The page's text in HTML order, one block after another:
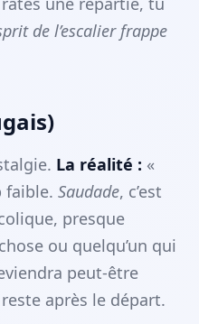
de l’escalier frappe
La réalité : «
faible. Saudade, c’est
presque
ou quelqu’un qui
peut-être
reste après le départ.